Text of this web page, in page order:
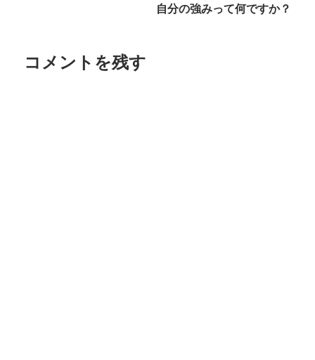
ゲ
自分の強みって何ですか？
コメントを残す